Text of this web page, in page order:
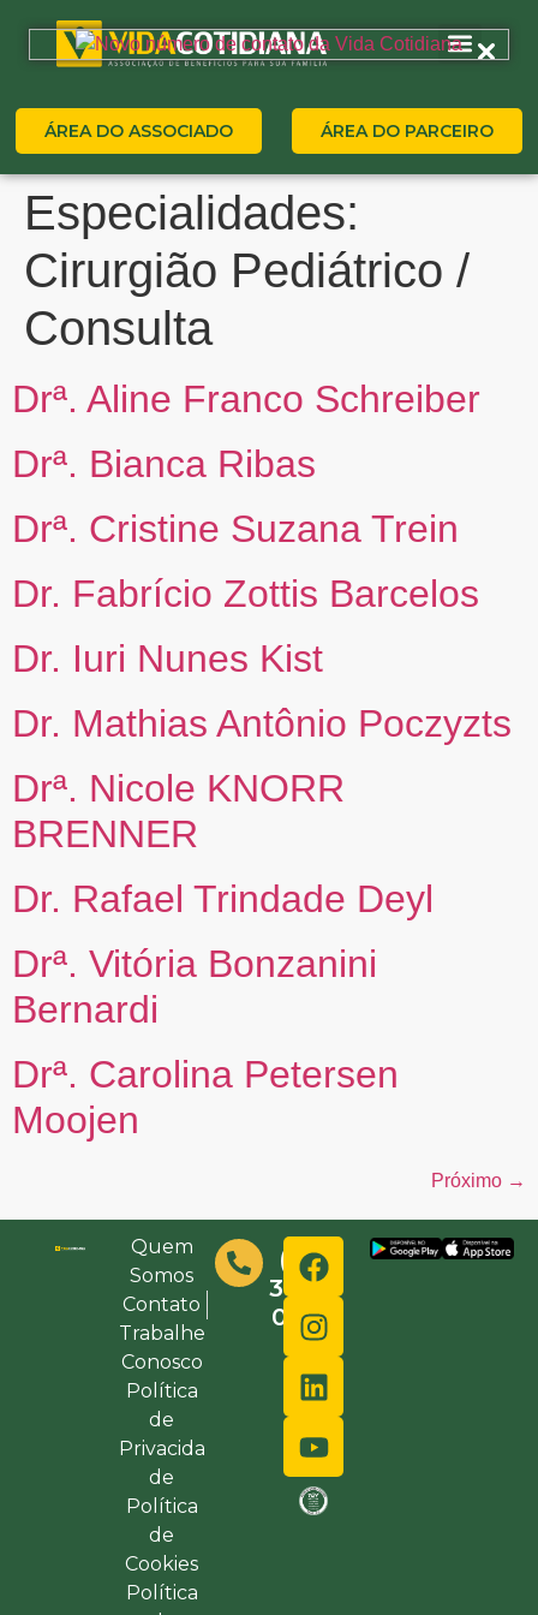
ÁREA DO ASSOCIADO ÁREA DO PARCEIRO
Especialidades:
Cirurgião Pediátrico /
Consulta
Drª. Aline Franco Schreiber
Drª. Bianca Ribas
Drª. Cristine Suzana Trein
Dr. Fabrício Zottis Barcelos
Dr. Iuri Nunes Kist
Dr. Mathias Antônio Poczyzts
Drª. Nicole KNORR
BRENNER
Dr. Rafael Trindade Deyl
Drª. Vitória Bonzanini
Bernardi
Drª. Carolina Petersen
Moojen
Próximo →
Quem
Somos
Contato
Trabalhe
Conosco
Política
de
Privacida
de
Política
de
Cookies
Política
(48)
3632-
0000